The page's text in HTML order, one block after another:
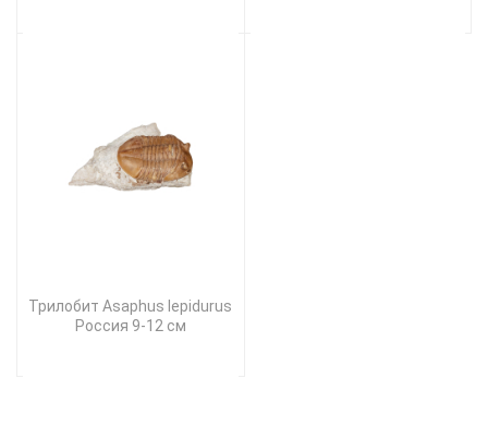
Трилобит Asaphus lepidurus
Россия 9-12 см